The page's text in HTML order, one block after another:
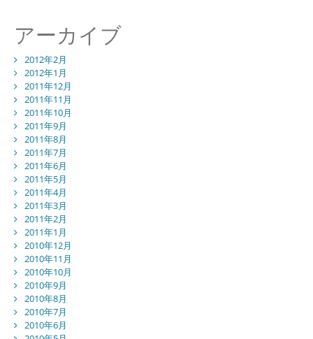
アーカイブ
2012年2月
2012年1月
2011年12月
2011年11月
2011年10月
2011年9月
2011年8月
2011年7月
2011年6月
2011年5月
2011年4月
2011年3月
2011年2月
2011年1月
2010年12月
2010年11月
2010年10月
2010年9月
2010年8月
2010年7月
2010年6月